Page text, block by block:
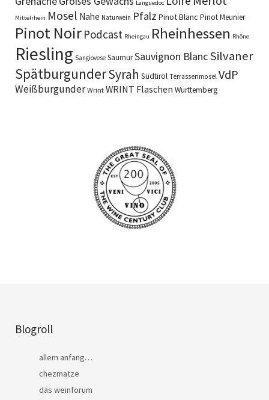
Languedoc
Mittelrhein Mosel Nahe Naturwein Pfalz Pinot Blanc Pinot Meunier
Pinot Noir Podcast Rheingau Rheinhessen Rhône
Riesling Sangiovese SaumurSauvignon BlancSilvaner
SpätburgunderSyrah Südtirol Terrassenmosel VdP
Weißburgunder Wrint WRINT Flaschen Württemberg
Blogroll
allem anfang…
chezmatze
das weinforum